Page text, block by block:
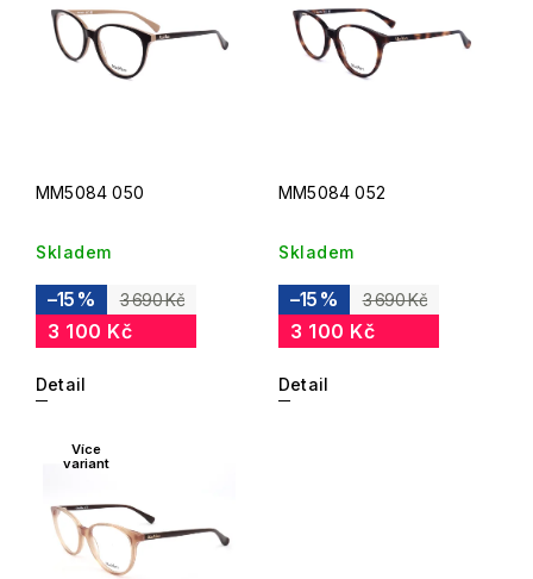
Abecedně
MM5084 050
Skladem
3 690 Kč
–15 %
3 100 Kč
Detail
MM5084 052
Skladem
3 690 Kč
–15 %
3 100 Kč
Detail
Více
variant